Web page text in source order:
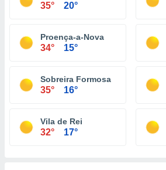
35° 20°
Proença-a-Nova
34° 15°
Sobreira Formosa
35° 16°
Vila de Rei
32° 17°